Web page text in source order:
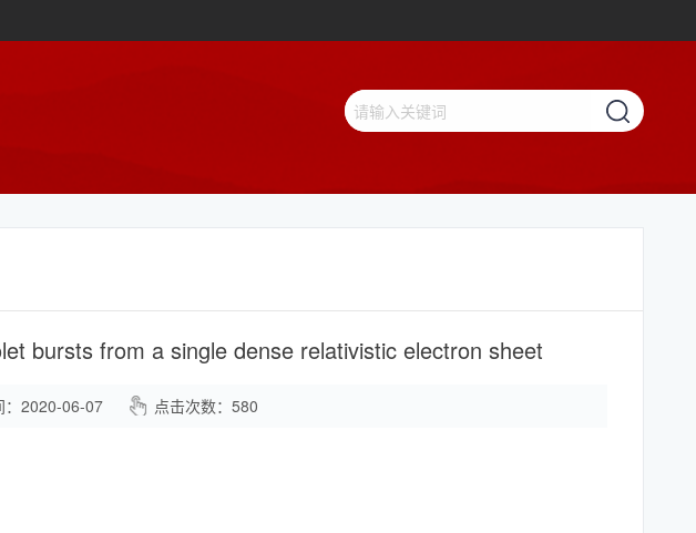
bursts from a single dense relativistic electron sheet
：2020-06-07 点击次数：580